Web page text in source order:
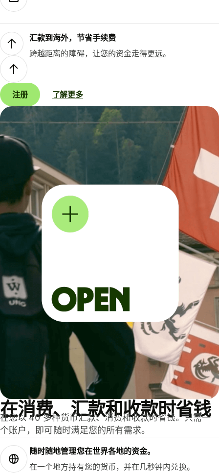
汇款到海外，节省手续费
跨越距离的障碍，让您的资金走得更远。
注册 了解更多
在消费、汇款和收款时省钱
在您以 40 多种货币汇款、消费和收款时省钱。只需一
个账户，即可随时满足您的所有需求。
随时随地管理您在世界各地的资金。
在一个地方持有您的货币，并在几秒钟内兑换。